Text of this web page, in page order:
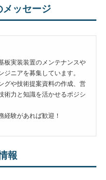
ッセージ
板実装装置のメンテナンスや
ニアを募集しています。
グや技術提案資料の作成、営
術力と知識を活かせるポジシ
経験があれば歓迎！
報